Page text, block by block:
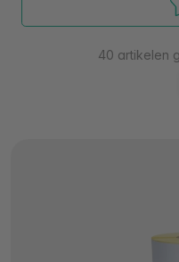
40 artikelen